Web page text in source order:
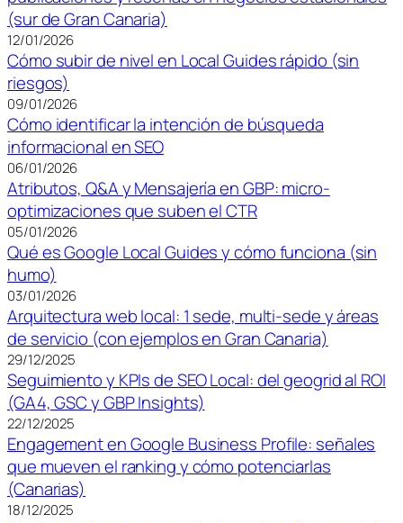
(sur de Gran Canaria)
12/01/2026
Cómo subir de nivel en Local Guides rápido (sin
riesgos)
09/01/2026
Cómo identificar la intención de búsqueda
informacional en SEO
06/01/2026
Atributos, Q&A y Mensajería en GBP: micro-
optimizaciones que suben el CTR
05/01/2026
Qué es Google Local Guides y cómo funciona (sin
humo)
03/01/2026
Arquitectura web local: 1 sede, multi-sede y áreas
de servicio (con ejemplos en Gran Canaria)
29/12/2025
Seguimiento y KPIs de SEO Local: del geogrid al ROI
(GA4, GSC y GBP Insights)
22/12/2025
Engagement en Google Business Profile: señales
que mueven el ranking y cómo potenciarlas
(Canarias)
18/12/2025